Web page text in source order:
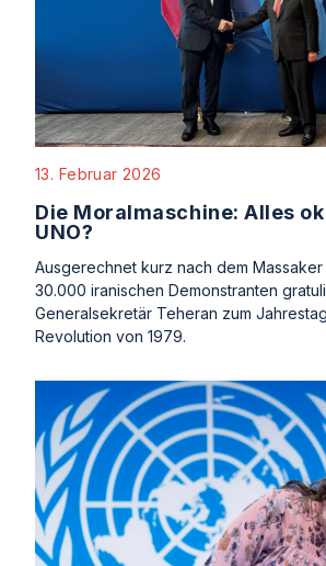
13. Februar 2026
Die Moralmaschine: Alles
UNO?
Ausgerechnet kurz nach dem Massaker
30.000 iranischen Demonstranten
Generalsekretär Teheran zum
Revolution von 1979.